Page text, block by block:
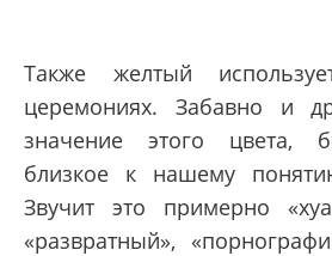
Также желтый
церемониях. Забавно и
значение этого цвета,
близкое к нашему
Звучит это примерно
«развратный»,